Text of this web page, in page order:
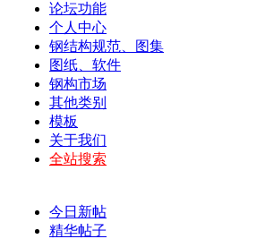
论坛功能
个人中心
钢结构规范、图集
图纸、软件
钢构市场
其他类别
模板
关于我们
全站搜索
今日新帖
精华帖子